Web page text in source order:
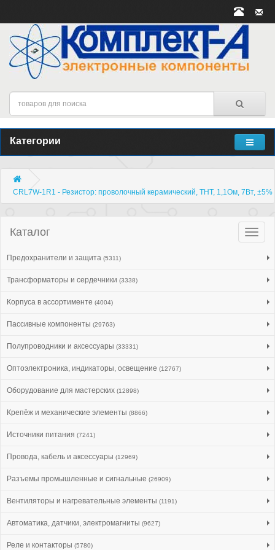
Категории
CRL7W-1R1 - Резистор: проволочный керамический, THT, 1,1Ом, 7Вт, ±5%
Каталог
Предохранители и защита (5311)
Трансформаторы и сердечники (3338)
Корпуса в ассортименте (4004)
Пассивные компоненты (29763)
Полупроводники и аксессуары (33331)
Оптоэлектроника, индикаторы, освещение (12767)
Оборудование для мастерских (12898)
Крепёж и механические элементы (8866)
Источники питания (7241)
Провода, кабель и аксессуары (12969)
Разъемы промышленные и сигнальные (26909)
Вентиляторы и нагревательные элементы (1191)
Автоматика, датчики, электромагниты (9627)
Реле и контакторы (5780)